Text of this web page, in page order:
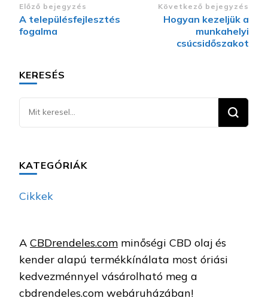
Bejegyzések
navigációja
Előző bejegyzés
A településfejlesztés
fogalma
Következő bejegyzés
Hogyan kezeljük a
munkahelyi
csúcsidőszakot
KERESÉS
Keresel
valamit?
KATEGÓRIÁK
Cikkek
A CBDrendeles.com minőségi CBD olaj és
kender alapú termékkínálata most óriási
kedvezménnyel vásárolható meg a
cbdrendeles.com webáruházában!